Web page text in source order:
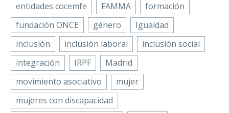
entidades cocemfe
FAMMA
formación
fundación ONCE
género
Igualdad
inclusión
inclusión laboral
inclusión social
integración
IRPF
Madrid
movimiento asociativo
mujer
mujeres con discapacidad